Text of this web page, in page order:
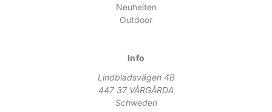
Neuheiten
Outdoor
Info
Lindbladsvägen 4B
447 37 VÅRGÅRDA
Schweden